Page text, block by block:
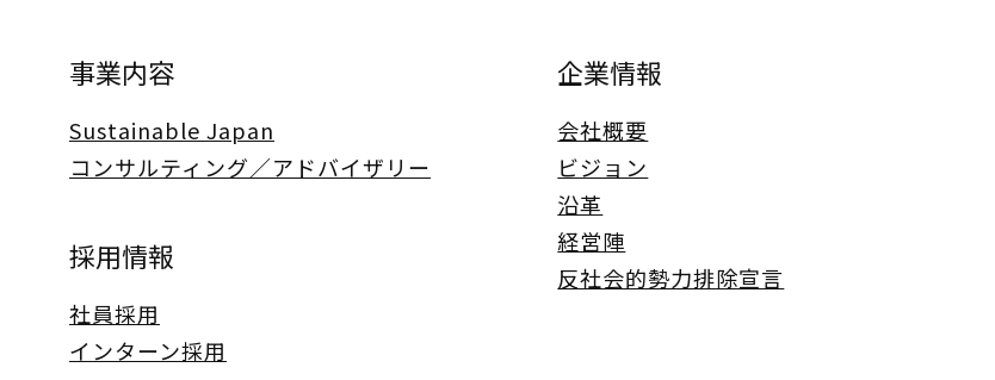
事業内容
Sustainable Japan
コンサルティング／アドバイザリー
採用情報
社員採用
インターン採用
企業情報
会社概要
ビジョン
沿革
経営陣
反社会的勢力排除宣言